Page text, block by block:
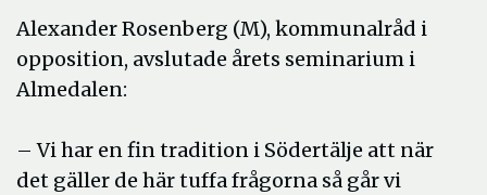
Alexander Rosenberg (M), kommunalråd i
opposition, avslutade årets seminarium i
Almedalen:
– Vi har en fin tradition i Södertälje att när
det gäller de här tuffa frågorna så går vi